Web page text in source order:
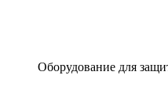
Оборудование для